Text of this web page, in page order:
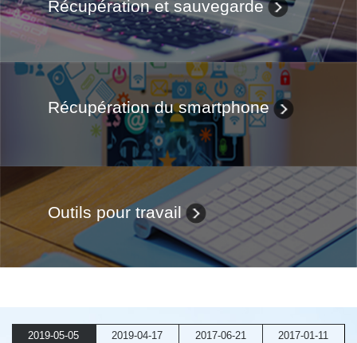
Récupération et sauvegarde
Récupération du smartphone
Outils pour travail
2019-05-05 2019-04-17 2017-06-21 2017-01-11